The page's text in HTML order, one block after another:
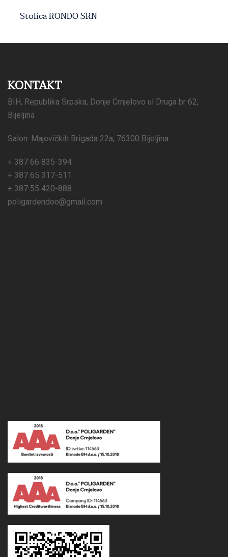
Stolica RONDO SRN
KONTAKT
BIH, Republika Srpska, Donje Crnjelovo ul Druga br 62,
Bijeljina
Salon: Majevičkih Brigada 22a, 76300 Bijeljina
+ 387 66 835-394
+ 387 65 317-511
+ 387 55 420-888
poligardendoo@gmail.com